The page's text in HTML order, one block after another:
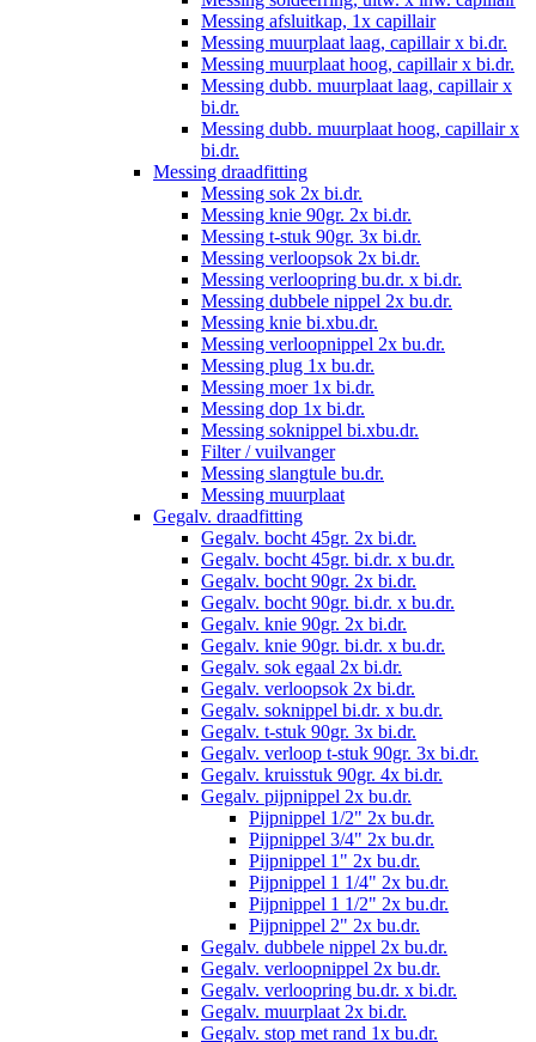
Messing afsluitkap, 1x capillair
Messing muurplaat laag, capillair x bi.dr.
Messing muurplaat hoog, capillair x bi.dr.
Messing dubb. muurplaat laag, capillair x
bi.dr.
Messing dubb. muurplaat hoog, capillair x
bi.dr.
Messing draadfitting
Messing sok 2x bi.dr.
Messing knie 90gr. 2x bi.dr.
Messing t-stuk 90gr. 3x bi.dr.
Messing verloopsok 2x bi.dr.
Messing verloopring bu.dr. x bi.dr.
Messing dubbele nippel 2x bu.dr.
Messing knie bi.xbu.dr.
Messing verloopnippel 2x bu.dr.
Messing plug 1x bu.dr.
Messing moer 1x bi.dr.
Messing dop 1x bi.dr.
Messing soknippel bi.xbu.dr.
Filter / vuilvanger
Messing slangtule bu.dr.
Messing muurplaat
Gegalv. draadfitting
Gegalv. bocht 45gr. 2x bi.dr.
Gegalv. bocht 45gr. bi.dr. x bu.dr.
Gegalv. bocht 90gr. 2x bi.dr.
Gegalv. bocht 90gr. bi.dr. x bu.dr.
Gegalv. knie 90gr. 2x bi.dr.
Gegalv. knie 90gr. bi.dr. x bu.dr.
Gegalv. sok egaal 2x bi.dr.
Gegalv. verloopsok 2x bi.dr.
Gegalv. soknippel bi.dr. x bu.dr.
Gegalv. t-stuk 90gr. 3x bi.dr.
Gegalv. verloop t-stuk 90gr. 3x bi.dr.
Gegalv. kruisstuk 90gr. 4x bi.dr.
Gegalv. pijpnippel 2x bu.dr.
Pijpnippel 1/2" 2x bu.dr.
Pijpnippel 3/4" 2x bu.dr.
Pijpnippel 1" 2x bu.dr.
Pijpnippel 1 1/4" 2x bu.dr.
Pijpnippel 1 1/2" 2x bu.dr.
Pijpnippel 2" 2x bu.dr.
Gegalv. dubbele nippel 2x bu.dr.
Gegalv. verloopnippel 2x bu.dr.
Gegalv. verloopring bu.dr. x bi.dr.
Gegalv. muurplaat 2x bi.dr.
Gegalv. stop met rand 1x bu.dr.